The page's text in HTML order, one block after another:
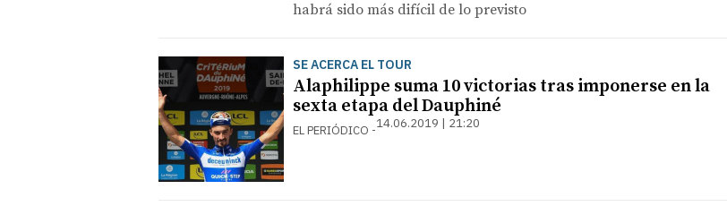
habrá sido más difícil de lo previsto
SE ACERCA EL TOUR
Alaphilippe suma 10 victorias tras imponerse en la
sexta etapa del Dauphiné
EL PERIÓDICO 14.06.2019 | 21:20